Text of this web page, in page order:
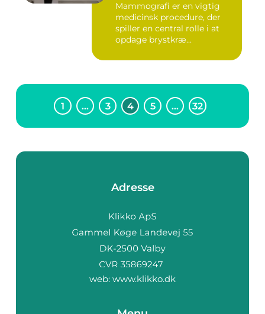
Mammografi er en vigtig
medicinsk procedure, der
spiller en central rolle i at
opdage brystkræ...
1 … 3 4 5 … 32
Adresse
web: www.klikko.dk